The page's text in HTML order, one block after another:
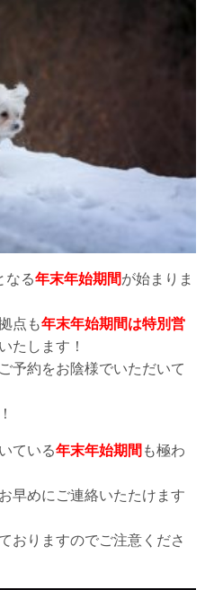
なる年末年始期間が始まりま
点も年末年始期間は特別営
いたします！
予約をお陰様でいただいて
ている年末年始期間 も極わ
早めにご連絡いたたけます
おりますのでご注意くださ